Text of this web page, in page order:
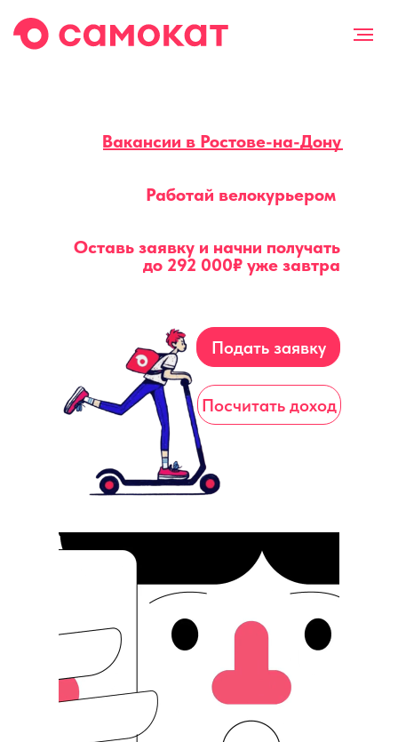
Посчитать доход
Подать заявку
Работайве
Оставь заявку и начни получать
до 292 000₽ уже завтра
Вакансии в Ростове-на-Дону